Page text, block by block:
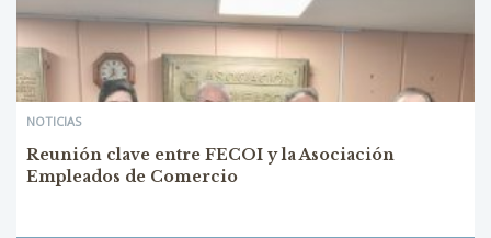
NOTICIAS
Reunión clave entre FECOI y la Asociación
Empleados de Comercio